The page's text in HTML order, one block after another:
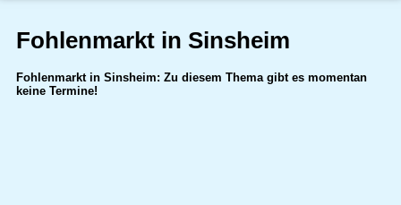
Fohlenmarkt in Sinsheim
Fohlenmarkt in Sinsheim: Zu diesem Thema gibt es momentan
keine Termine!